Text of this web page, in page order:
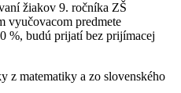
žiakov 9. ročníka ZŠ
vyučovacom predmete
%, budú prijatí bez prijímacej
z matematiky a zo slovenského